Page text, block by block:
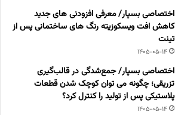
اختصاصی بسپار/ معرفی افزودنی های جدید
کاهش افت ویسکوزیته رنگ های ساختمانی پس از
تینت
1405-05-14
اختصاصی بسپار/ جمع‌شدگی در قالب‌گیری
تزریقی؛ چگونه می توان کوچک شدن قطعات
پلاستیکی پس از تولید را کنترل کرد؟
1405-05-14